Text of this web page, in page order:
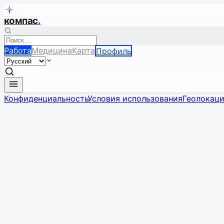
компас.
РаботаМедицинаКарта Профиль
КонфиденциальностьУсловия использования